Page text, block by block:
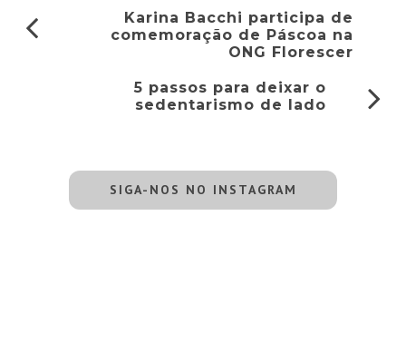
Karina Bacchi participa de
comemoração de Páscoa na
ONG Florescer
5 passos para deixar o
sedentarismo de lado
SIGA-NOS NO INSTAGRAM